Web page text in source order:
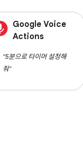
Google Voice
Actions
"5분으로 타이머 설정해
줘"